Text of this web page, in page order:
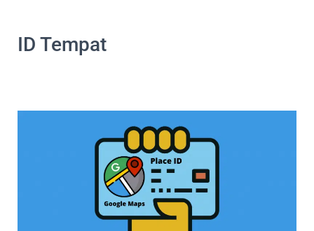
ID Tempat